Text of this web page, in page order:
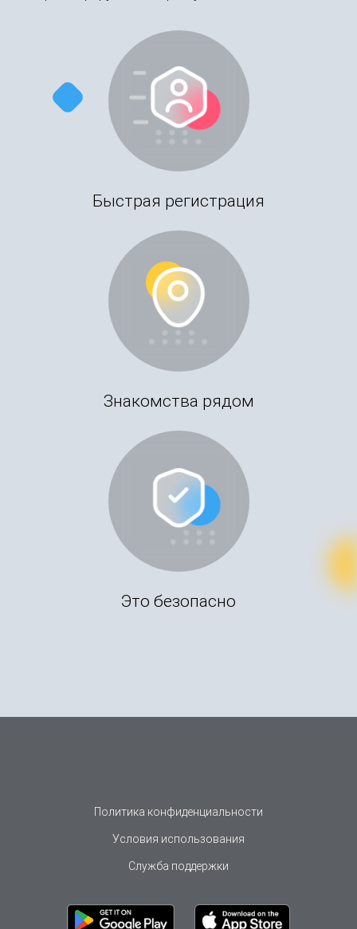
Быстрая регистрация
Знакомства рядом
Это безопасно
Политика конфиденциальности
Условия использования
Служба поддержки